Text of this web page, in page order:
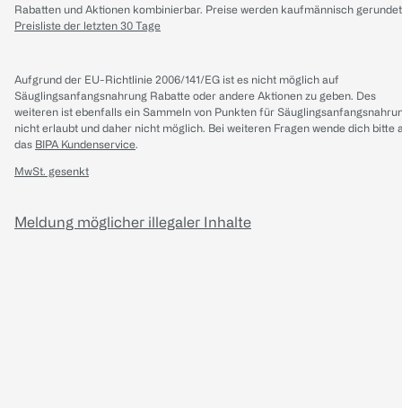
Rabatten und Aktionen kombinierbar. Preise werden kaufmännisch
Preisliste der letzten 30 Tage
Aufgrund der EU-Richtlinie 2006/141/EG ist es nicht möglich auf
Säuglingsanfangsnahrung Rabatte oder andere Aktionen zu geben. Des
weiteren ist ebenfalls ein Sammeln von Punkten für
nicht erlaubt und daher nicht möglich. Bei weiteren Fragen wende dich bitte
das BIPA Kundenservice.
MwSt. gesenkt
Meldung möglicher illegaler Inhalte